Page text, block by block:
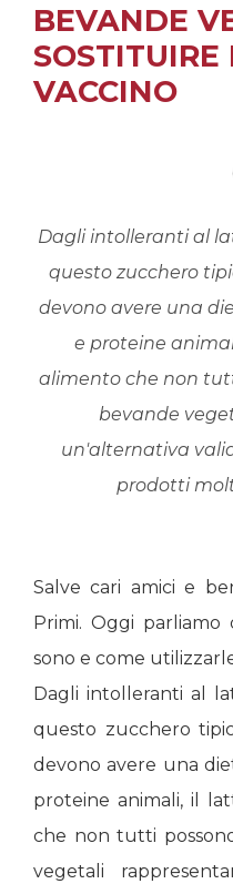
BEVANDE
VACCINO
Dagli intolleranti al
questo zucchero
devono avere una
e proteine
alimento che non
bevande
un'alternativa
prodotti
Salve cari amici e
Primi. Oggi parliamo
sono e come
Dagli intolleranti al
questo zucchero
devono avere una
proteine animali, il
che non tutti
vegetali